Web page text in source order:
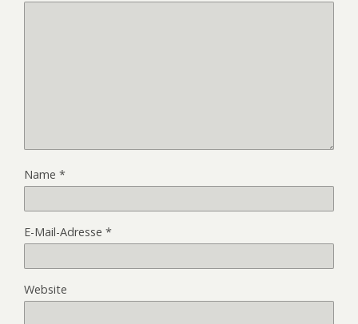
Name *
E-Mail-Adresse *
Website